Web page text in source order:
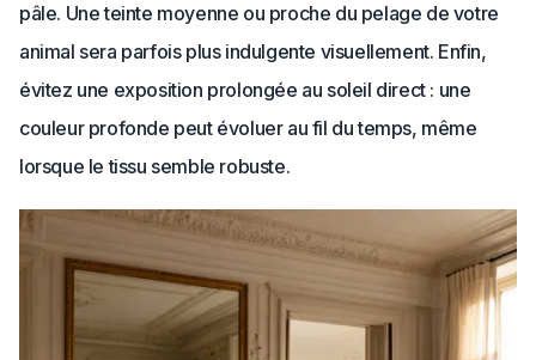
pâle. Une teinte moyenne ou proche du pelage de votre
animal sera parfois plus indulgente visuellement. Enfin,
évitez une exposition prolongée au soleil direct : une
couleur profonde peut évoluer au fil du temps, même
lorsque le tissu semble robuste.